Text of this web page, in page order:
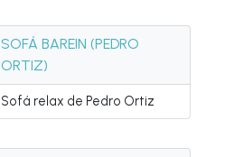
SOFÁ BAREIN (PEDRO
ORTIZ)
Sofá relax de Pedro Ortiz